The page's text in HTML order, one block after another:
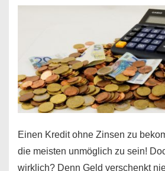
jeden
erfahren
Sie
es
Einen Kredit ohne Zinsen zu
die meisten unmöglich zu sein!
wirklich? Denn Geld verschenkt